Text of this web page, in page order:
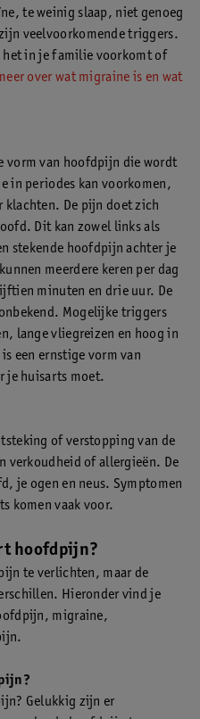
te weinig slaap, niet genoeg
veelvoorkomende triggers.
het in je familie voorkomt of
over wat migraine is en wat
vorm van hoofdpijn die wordt
in periodes kan voorkomen,
klachten. De pijn doet zich
Dit kan zowel links als
stekende hoofdpijn achter je
meerdere keren per dag
minuten en drie uur. De
Mogelijke triggers
lange vliegreizen en hoog in
een ernstige vorm van
je huisarts moet.
of verstopping van de
verkoudheid of allergieën. De
je ogen en neus. Symptomen
komen vaak voor.
hoofdpijn?
te verlichten, maar de
Hieronder vind je
migraine,
Gelukkig zijn er